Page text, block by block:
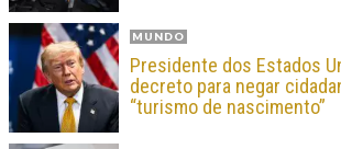
MUNDO
Presidente dos Estados
decreto para negar
“turismo de nascimento”